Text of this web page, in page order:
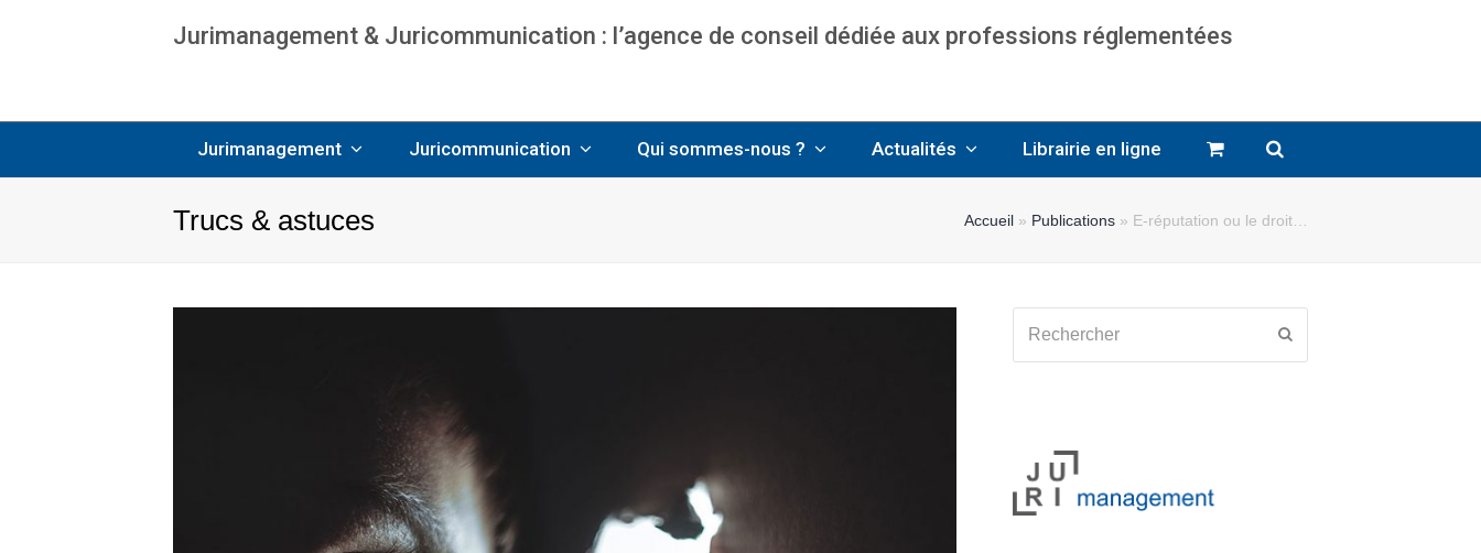
Jurimanagement & Juricommunication : l’agence de conseil dédiée aux professions réglementées
Jurimanagement Juricommunication Qui sommes-nous ? Actualités Librairie en ligne
Trucs & astuces Accueil » Publications » E-réputation ou le droit…